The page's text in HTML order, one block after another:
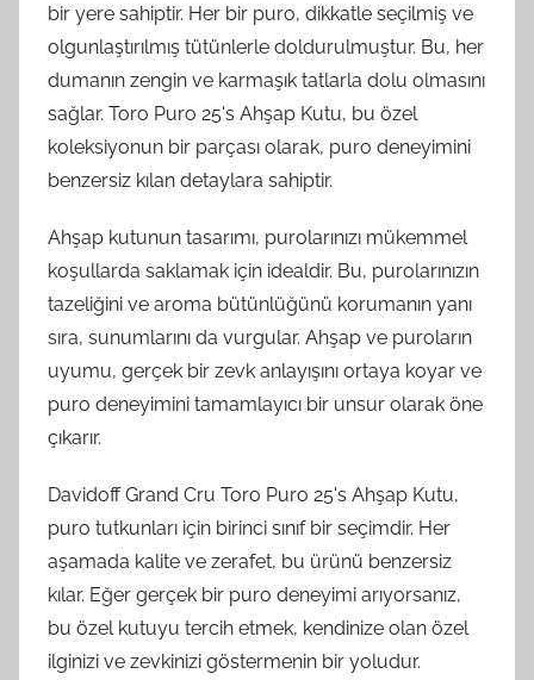
bir yere sahiptir. Her bir puro, dikkatle seçilmiş ve
olgunlaştırılmış tütünlerle doldurulmuştur. Bu, her
dumanın zengin ve karmaşık tatlarla dolu olmasını
sağlar. Toro Puro 25's Ahşap Kutu, bu özel
koleksiyonun bir parçası olarak, puro deneyimini
benzersiz kılan detaylara sahiptir.
Ahşap kutunun tasarımı, purolarınızı mükemmel
koşullarda saklamak için idealdir. Bu, purolarınızın
tazeliğini ve aroma bütünlüğünü korumanın yanı
sıra, sunumlarını da vurgular. Ahşap ve puroların
uyumu, gerçek bir zevk anlayışını ortaya koyar ve
puro deneyimini tamamlayıcı bir unsur olarak öne
çıkarır.
Davidoff Grand Cru Toro Puro 25's Ahşap Kutu,
puro tutkunları için birinci sınıf bir seçimdir. Her
aşamada kalite ve zerafet, bu ürünü benzersiz
kılar. Eğer gerçek bir puro deneyimi arıyorsanız,
bu özel kutuyu tercih etmek, kendinize olan özel
ilginizi ve zevkinizi göstermenin bir yoludur.